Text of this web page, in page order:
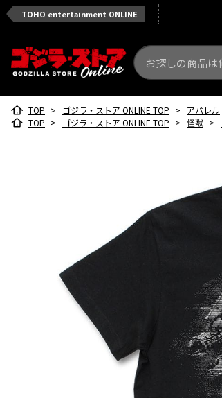
TOHO entertainment ONLINE
TOP > ゴジラ・ストア ONLINE TOP > アパレル
TOP > ゴジラ・ストア ONLINE TOP > 怪獣 >